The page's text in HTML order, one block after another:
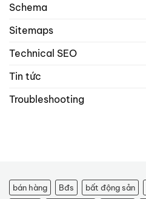
Schema
Sitemaps
Technical SEO
Tin tức
Troubleshooting
bán hàng Bđs bất động sản